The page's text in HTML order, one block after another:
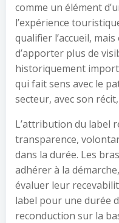
comme un élément
l’expérience
qualifier l’accueil,
d’apporter plus de
historiquement
qui fait sens avec le
secteur, avec son
L’attribution du label
transparence,
dans la durée. Les
adhérer à la
évaluer leur
label pour une durée
reconduction sur la